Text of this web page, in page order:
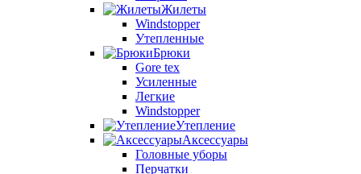
Жилеты
Windstopper
Утепленные
Брюки
Gore tex
Усиленные
Легкие
Windstopper
Утепление
Аксессуары
Головные уборы
Перчатки